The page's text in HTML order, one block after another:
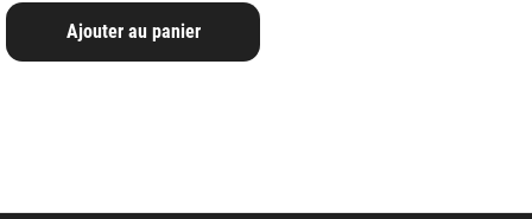
Ajouter au panier